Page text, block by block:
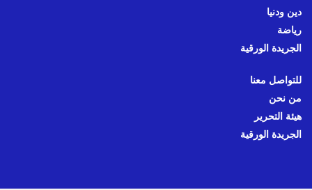
دين ودنيا
رياضة
الجريدة الورقية
للتواصل معنا
من نحن
هيئة التحرير
الجريدة الورقية